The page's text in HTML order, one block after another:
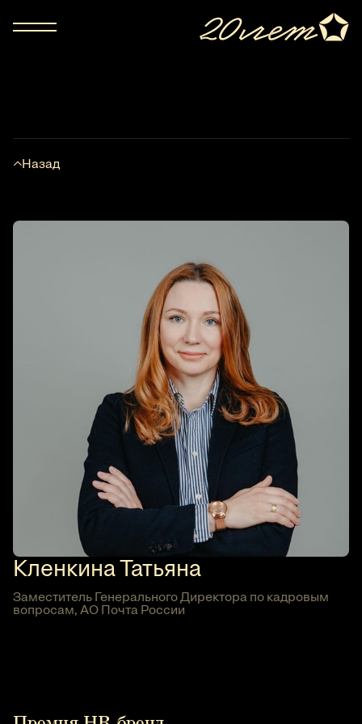
Назад
Кленкина Татьяна
Заместитель Генерального Директора по кадровым
вопросам, АО Почта России